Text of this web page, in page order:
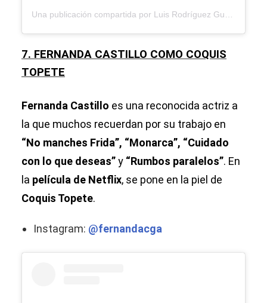
Una publicación compartida por Luis Rodríguez Guana (@elguana)
7. FERNANDA CASTILLO COMO COQUIS
TOPETE
Fernanda Castillo es una reconocida actriz a
la que muchos recuerdan por su trabajo en
“No manches Frida”, “Monarca”, “Cuidado
con lo que deseas”y “Rumbos paralelos”. En
la película de Netflix, se pone en la piel de
Coquis Topete.
Instagram: @fernandacga